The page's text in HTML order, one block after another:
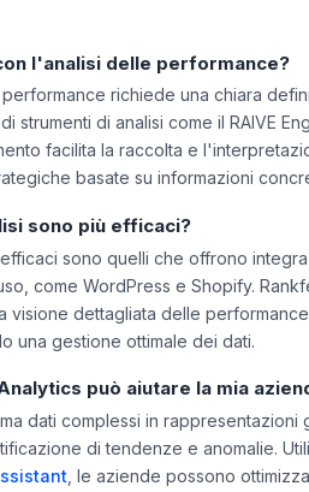
personalizzando le metriche in
l'analisi delle performance?
richiede una chiara
strumenti di analisi come il RAIVE
facilita la raccolta e
sono più efficaci?
efficaci sono quelli che offrono
come WordPress e Shopify.
visione dettagliata delle
può aiutare la mia
dati complessi in rappresentazioni
di tendenze e anomalie.